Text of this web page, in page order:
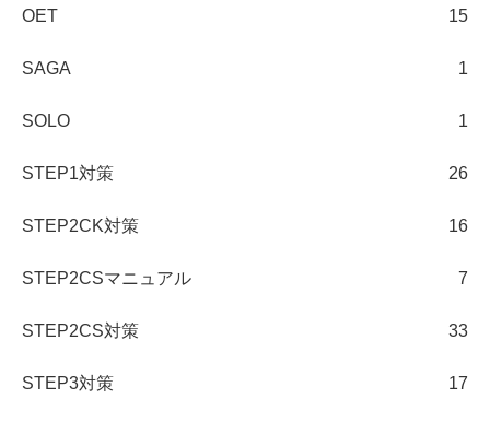
OET 15
SAGA 1
SOLO 1
STEP1対策 26
STEP2CK対策 16
STEP2CSマニュアル 7
STEP2CS対策 33
STEP3対策 17